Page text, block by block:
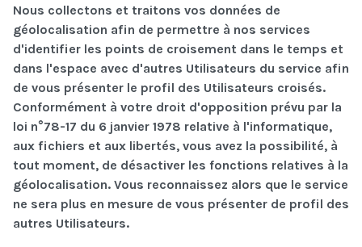
Nous collectons et traitons vos données de
géolocalisation afin de permettre à nos services
d'identifier les points de croisement dans le temps et
dans l'espace avec d'autres Utilisateurs du service afin
de vous présenter le profil des Utilisateurs croisés.
Conformément à votre droit d'opposition prévu par la
loi n°78-17 du 6 janvier 1978 relative à l'informatique,
aux fichiers et aux libertés, vous avez la possibilité, à
tout moment, de désactiver les fonctions relatives à la
géolocalisation. Vous reconnaissez alors que le service
ne sera plus en mesure de vous présenter de profil des
autres Utilisateurs.